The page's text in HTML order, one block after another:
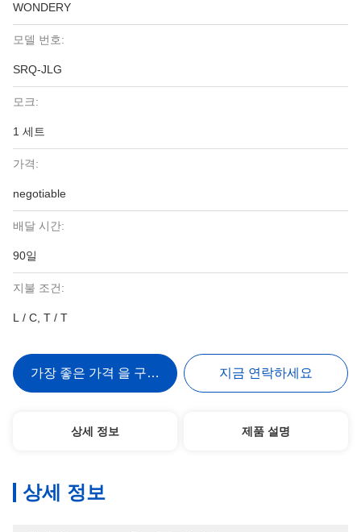
WONDERY
모델 번호:
SRQ-JLG
모크:
1 세트
가격:
negotiable
배달 시간:
90일
지불 조건:
L / C, T / T
가장 좋은 가격 을 구하라 지금 연락하세요
상세 정보 제품 설명
상세 정보